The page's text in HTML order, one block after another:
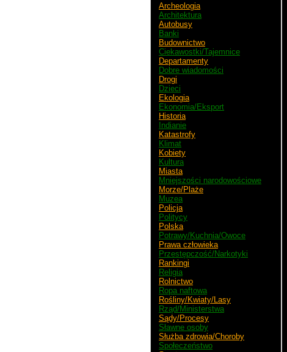
Archeologia
Architektura
Autobusy
Banki
Budownictwo
Ciekawostki/Tajemnice
Departamenty
Dobre wiadomości
Drogi
Dzieci
Ekologia
Ekonomia/Eksport
Historia
Indianie
Katastrofy
Klimat
Kobiety
Kultura
Miasta
Mniejszości narodowościowe
Morze/Plaże
Muzea
Policja
Politycy
Polska
Potrawy/Kuchnia/Owoce
Prawa człowieka
Przestępczość/Narkotyki
Rankingi
Religia
Rolnictwo
Ropa naftowa
Rośliny/Kwiaty/Lasy
Rząd/Ministerstwa
Sądy/Procesy
Sławne osoby
Służba zdrowia/Choroby
Społeczeństwo